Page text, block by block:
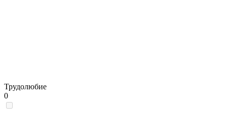
Трудолюбие
0